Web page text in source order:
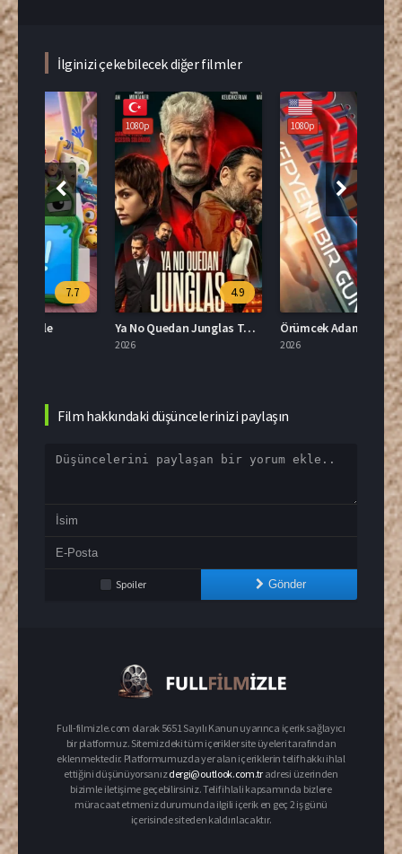
İlginizi çekebilecek diğer filmler
1080p
4.9
Ya No Quedan Junglas Türkçe Dublaj İzle
1080p
Örümcek Adam: Yepyeni Bir Gün Türkçe Dublaj İzle
2026
Film hakkındaki düşüncelerinizi paylaşın
Spoiler Gönder
Full-filmizle.com olarak 5651 Sayılı Kanun uyarınca içerik sağlayıcı
bir platformuz. Sitemizdeki tüm içerikler site üyeleri tarafından
eklenmektedir. Platformumuzda yer alan içeriklerin telif hakkı ihlal
ettiğini düşünüyorsanızdergi@outlook.com.tr adresi üzerinden
bizimle iletişime geçebilirsiniz. Telif ihlali kapsamında bizlere
müracaat etmeniz durumunda ilgili içerik en geç 2 iş günü
içerisinde siteden kaldırılacaktır.